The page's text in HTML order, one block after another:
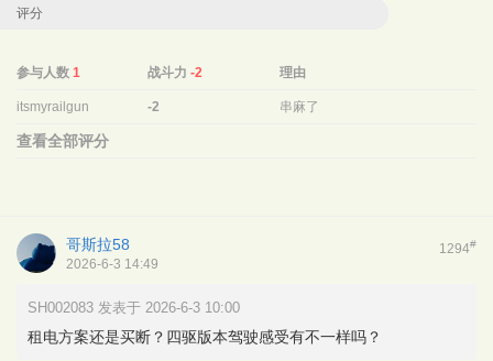
评分
参与人数 1 战斗力-2 理由
itsmyrailgun -2 串麻了
查看全部评分
1294#
哥斯拉58
2026-6-3 14:49
SH002083 发表于 2026-6-3 10:00
租电方案还是买断？四驱版本驾驶感受有不一样吗？